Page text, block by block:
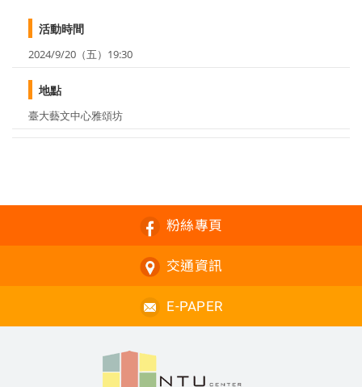
活動時間
2024/9/20（五）19:30
地點
臺大藝文中心雅頌坊
粉絲專頁
交通資訊
E-PAPER